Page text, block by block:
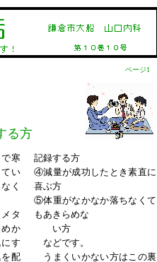
ページ1
る方
寒
い
く
タ
か
す
配
記録する方
④減量が成功したとき素直に
喜ぶ方
⑤体重がなかなか落ちなくて
もあきらめな
い方
などです。
うまくいかない方はこの裏